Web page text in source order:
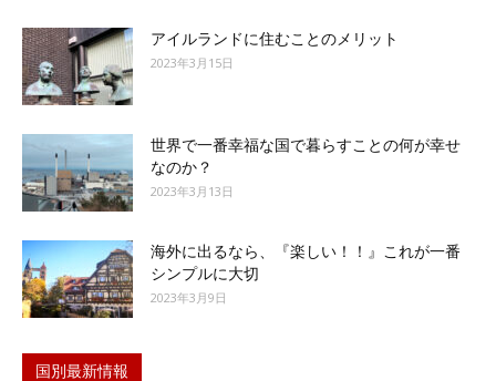
アイルランドに住むことのメリット
2023年3月15日
世界で一番幸福な国で暮らすことの何が幸せ
なのか？
2023年3月13日
海外に出るなら、『楽しい！！』これが一番
シンプルに大切
2023年3月9日
国別最新情報